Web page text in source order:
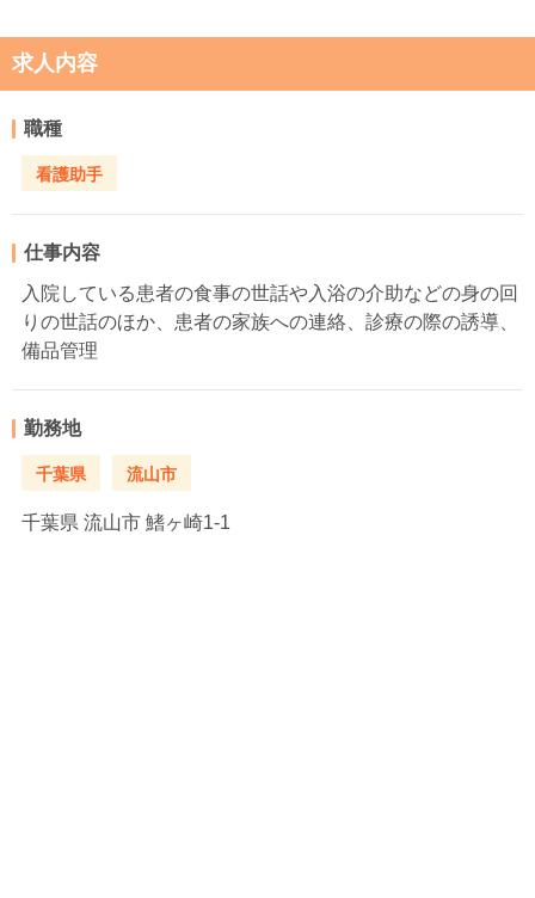
求人内容
職種
看護助手
仕事内容
入院している患者の食事の世話や入浴の介助などの身の回
りの世話のほか、患者の家族への連絡、診療の際の誘導、
備品管理
勤務地
千葉県 流山市
千葉県 流山市 鰭ヶ崎1-1